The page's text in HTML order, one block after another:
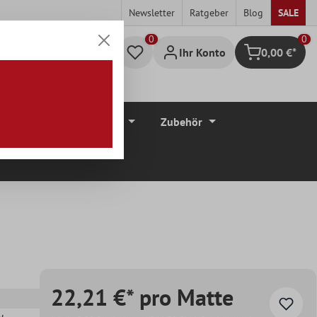
Newsletter Ratgeber Blog SALE
Ihr Konto Warenkorb
0
0,00 €*
Zubehör
22,21 €* pro Matte